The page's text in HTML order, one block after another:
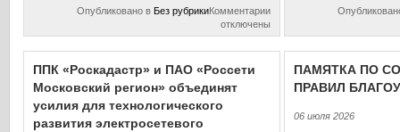
Опубликовано в Без рубрикиКомментариик
Выписка
из
объекте
назначение
отключены
ППК «Роскадастр» и ПАО «Россети
Московский регион» объединят
усилия для технологического
развития электросетевого
ПАМЯТКА ПО
ПРАВИЛ
06 июля 2026